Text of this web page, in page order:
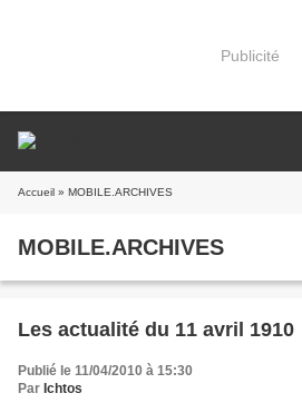
Publicité
Accueil » MOBILE.ARCHIVES
MOBILE.ARCHIVES
Les actualité du 11 avril 1910
Publié le 11/04/2010 à 15:30
Par Ichtos